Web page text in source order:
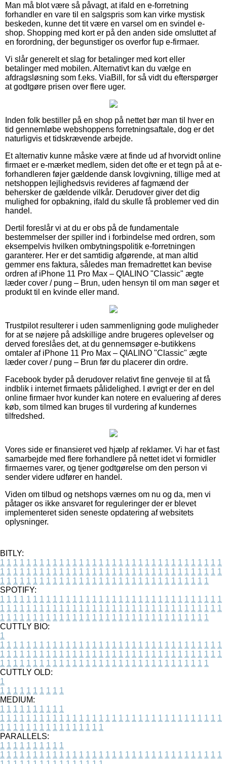
Man må blot være så påvagt, at ifald en e-forretning
forhandler en vare til en salgspris som kan virke mystisk
beskeden, kunne det tit være en varsel om en svindel e-
shop. Shopping med kort er på den anden side omsluttet af
en forordning, der begunstiger os overfor fup e-firmaer.
Vi slår generelt et slag for betalinger med kort eller
betalinger med mobilen. Alternativt kan du vælge en
afdragsløsning som f.eks. ViaBill, for så vidt du efterspørger
at godtgøre prisen over flere uger.
Inden folk bestiller på en shop på nettet bør man til hver en
tid gennemløbe webshoppens forretningsaftale, dog er det
naturligvis et tidskrævende arbejde.
Et alternativ kunne måske være at finde ud af hvorvidt online
firmaet er e-mærket medlem, siden det ofte er et tegn på at e-
forhandleren føjer gældende dansk lovgivning, tillige med at
netshoppen lejlighedsvis revideres af fagmænd der
behersker de gældende vilkår. Derudover giver det dig
mulighed for opbakning, ifald du skulle få problemer ved din
handel.
Dertil foreslår vi at du er obs på de fundamentale
bestemmelser der spiller ind i forbindelse med ordren, som
eksempelvis hvilken ombytningspolitik e-forretningen
garanterer. Her er det samtidig afgørende, at man altid
gemmer ens faktura, således man fremadrettet kan bevise
ordren af iPhone 11 Pro Max – QIALINO "Classic" ægte
læder cover / pung – Brun, uden hensyn til om man søger et
produkt til en kvinde eller mand.
Trustpilot resulterer i uden sammenligning gode muligheder
for at se nøjere på adskillige andre brugeres oplevelser og
derved foreslåes det, at du gennemsøger e-butikkens
omtaler af iPhone 11 Pro Max – QIALINO "Classic" ægte
læder cover / pung – Brun før du placerer din ordre.
Facebook byder på derudover relativt fine genveje til at få
indblik i internet firmaets pålidelighed. I øvrigt er der en del
online firmaer hvor kunder kan notere en evaluering af deres
køb, som tilmed kan bruges til vurdering af kundernes
tilfredshed.
Vores side er finansieret ved hjælp af reklamer. Vi har et fast
samarbejde med flere forhandlere på nettet idet vi formidler
firmaernes varer, og tjener godtgørelse om den person vi
sender videre udfører en handel.
Viden om tilbud og netshops værnes om nu og da, men vi
påtager os ikke ansvaret for reguleringer der er blevet
implementeret siden seneste opdatering af websitets
oplysninger.
BITLY:
1 1 1 1 1 1 1 1 1 1 1 1 1 1 1 1 1 1 1 1 1 1 1 1 1 1 1 1 1 1 1 1 1 1
1 1 1 1 1 1 1 1 1 1 1 1 1 1 1 1 1 1 1 1 1 1 1 1 1 1 1 1 1 1 1 1 1 1
1 1 1 1 1 1 1 1 1 1 1 1 1 1 1 1 1 1 1 1 1 1 1 1 1 1 1 1 1 1 1 1
SPOTIFY:
1 1 1 1 1 1 1 1 1 1 1 1 1 1 1 1 1 1 1 1 1 1 1 1 1 1 1 1 1 1 1 1 1 1
1 1 1 1 1 1 1 1 1 1 1 1 1 1 1 1 1 1 1 1 1 1 1 1 1 1 1 1 1 1 1 1 1 1
1 1 1 1 1 1 1 1 1 1 1 1 1 1 1 1 1 1 1 1 1 1 1 1 1 1 1 1 1 1 1 1
CUTTLY BIO:
1
1 1 1 1 1 1 1 1 1 1 1 1 1 1 1 1 1 1 1 1 1 1 1 1 1 1 1 1 1 1 1 1 1 1
1 1 1 1 1 1 1 1 1 1 1 1 1 1 1 1 1 1 1 1 1 1 1 1 1 1 1 1 1 1 1 1 1 1
1 1 1 1 1 1 1 1 1 1 1 1 1 1 1 1 1 1 1 1 1 1 1 1 1 1 1 1 1 1 1 1
CUTTLY OLD:
1
1 1 1 1 1 1 1 1 1 1
MEDIUM:
1 1 1 1 1 1 1 1 1 1
1 1 1 1 1 1 1 1 1 1 1 1 1 1 1 1 1 1 1 1 1 1 1 1 1 1 1 1 1 1 1 1 1 1
1 1 1 1 1 1 1 1 1 1 1 1 1 1 1 1
PARALLELS:
1 1 1 1 1 1 1 1 1 1
1 1 1 1 1 1 1 1 1 1 1 1 1 1 1 1 1 1 1 1 1 1 1 1 1 1 1 1 1 1 1 1 1 1